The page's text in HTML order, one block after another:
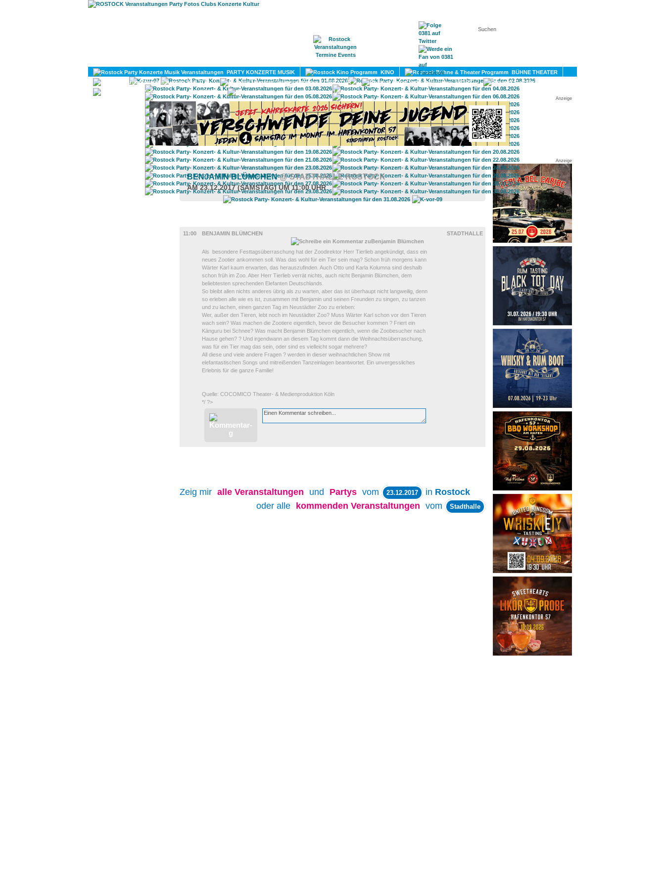
KONTAKT
PARTY KONZERTE MUSIK KINO
BÜHNE THEATER
KULTUR
LITERATUR SPORT
DIVERSES
UMLAND
Anzeige
Anzeige
BENJAMIN BLÜMCHEN@ STADTHALLE ROSTOCK
AM 23.12.2017 (SAMSTAG) UM 11:00 UHR
11:00
BENJAMIN BLÜMCHEN STADTHALLE
Als besondere Festtagsüberraschung hat der Zoodirektor Herr Tierlieb angekündigt, dass ein
neues Zootier ankommen soll. Was das wohl für ein Tier sein mag? Schon früh morgens kann
Wärter Karl kaum erwarten, das herauszufinden. Auch Otto und Karla Kolumna sind deshalb
schon früh im Zoo. Aber Herr Tierlieb verrät nichts, auch nicht Benjamin Blümchen, dem
beliebtesten sprechenden Elefanten Deutschlands.
So bleibt allen nichts anderes übrig als zu warten, aber das ist überhaupt nicht langweilig, denn
so erleben alle wie es ist, zusammen mit Benjamin und seinen Freunden zu singen, zu tanzen
und zu lachen, einen ganzen Tag im Neustädter Zoo zu erleben:
Wer, außer den Tieren, lebt noch im Neustädter Zoo? Muss Wärter Karl schon vor den Tieren
wach sein? Was machen die Zootiere eigentlich, bevor die Besucher kommen ? Friert ein
Känguru bei Schnee? Was macht Benjamin Blümchen eigentlich, wenn die Zoobesucher nach
Hause gehen? ? Und irgendwann an diesem Tag kommt dann die Weihnachtsüberraschung,
was für ein Tier mag das sein, oder sind es vielleicht sogar mehrere?
All diese und viele andere Fragen ? werden in dieser weihnachtlichen Show mit
elefantastischen Songs und mitreißenden Tanzeinlagen beantwortet. Ein unvergessliches
Erlebnis für die ganze Familie!
Quelle: COCOMICO Theater- & Medienproduktion Köln
*/ ?>
Zeig mir alle Veranstaltungen und Partys vom 23.12.2017 in Rostock
oder alle
kommenden Veranstaltungen vom Stadthalle